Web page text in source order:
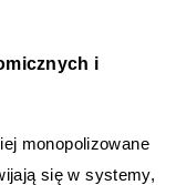
i
monopolizowane
się w systemy,